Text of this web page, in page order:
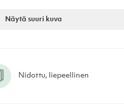
Näytä suuri kuva
Nidottu, liepeellinen